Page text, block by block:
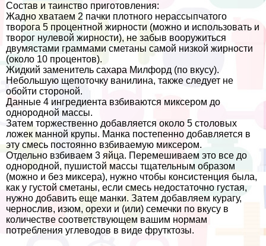
Состав и таинство приготовления:
Жадно хватаем 2 пачки плотного нерассыпчатого
творога 5 процентной жирности (можно и использовать и
творог нулевой жирности), не забыв вооружиться
двумястами граммами сметаны самой низкой жирности
(около 10 процентов).
Жидкий заменитель сахара Милфорд (по вкусу).
Небольшую щепоточку ванилина, также следует не
обойти стороной.
Данные 4 ингредиента взбиваются миксером до
однородной массы.
Затем торжественно добавляется около 5 столовых
ложек манной крупы. Манка постепенно добавляется в
эту смесь постоянно взбиваемую миксером.
Отдельно взбиваем 3 яйца. Перемешиваем это все до
однородной, пушистой массы тщательным образом
(можно и без миксера), нужно чтобы консистенция была,
как у густой сметаны, если смесь недостаточно густая,
нужно добавить еще манки. Затем добавляем курагу,
чернослив, изюм, орехи и (или) семечки по вкусу в
количестве соответствующем вашим нормам
потрeбления углеводов в виде фрутктозы.